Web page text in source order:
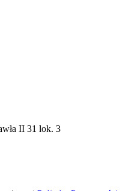
II 31 lok. 3